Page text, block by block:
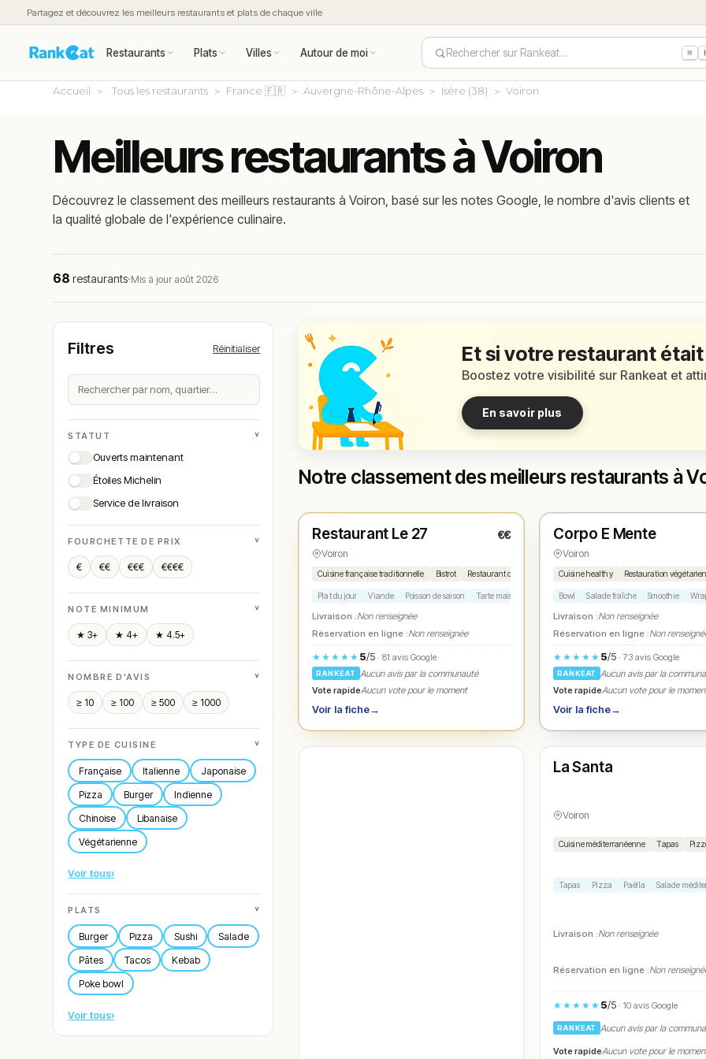
Partagez et découvrez les meilleurs restaurants et plats de chaque ville
Restaurants Plats Villes Autour de moi Rechercher sur Rankeat… ⌘
Accueil Tous les restaurants France 🇫🇷 Auvergne-Rhône-Alpes Isère (38) Voiron
Meilleurs restaurants à Voiron
Découvrez le classement des meilleurs restaurants à Voiron, basé sur les notes Google, le nombre d'avis clients et
la qualité globale de l'expérience culinaire.
68 restaurants·Mis à jour août 2026
Filtres Réinitialiser
STATUT ˅
Ouverts maintenant
Étoiles Michelin
Service de livraison
FOURCHETTE DE PRIX ˅
€ €€ €€€ €€€€
NOTE MINIMUM ˅
★ 3+ ★ 4+ ★ 4.5+
NOMBRE D'AVIS ˅
≥ 10 ≥ 100 ≥ 500 ≥ 1000
TYPE DE CUISINE ˅
Française Italienne
Japonaise
Pizza
Burger
Indienne
Chinoise
Libanaise
Végétarienne
Voir tous›
PLATS ˅
Burger Pizza Sushi
Salade
Pâtes
Tacos
Kebab
Poke bowl
Voir tous›
Et si votre restaurant
Boostez votre visibilité sur Rankeat et
En savoir plus
Notre classement des meilleurs restaurants à
★ N° 1
Restaurant Le 27 €€
Voiron
Cuisine française traditionnelle Bistrot Restaurant de quartier
Plat du jour Viande Poisson de saison Tarte maison
Livraison :Non renseignée
Réservation en ligne :Non renseignée
★★★★★ 5/5· 81 avis Google
RANKEAT
Aucun avis par la communauté
Vote rapideAucun vote pour le moment
Voir la fiche→
★ N° 2
Corpo E Mente
Voiron
Cuisine healthy Restauration
Bowl Salade fraîche Smoothie
Livraison :Non renseignée
Réservation en ligne :Non
★★★★★ 5/5· 73 avis Google
RANKEAT
Aucun avis par la
Vote rapideAucun vote pour le
Voir la fiche→
N° 4
Fermé(10:00 – 01:00)
La Santa
Voiron
Cuisine méditerranéenne Tapas
Tapas Pizza Paëlla Salade
Livraison :Non renseignée
Réservation en ligne :Non
★★★★★ 5/5· 10 avis Google
RANKEAT Aucun avis par la
Vote rapideAucun vote pour le